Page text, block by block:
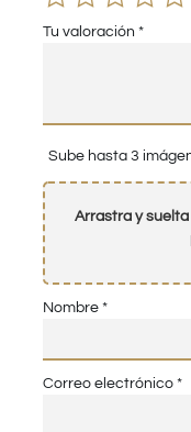
Tu valoración *
Sube hasta 3
Arrastra y
Nombre *
Correo electrónico *